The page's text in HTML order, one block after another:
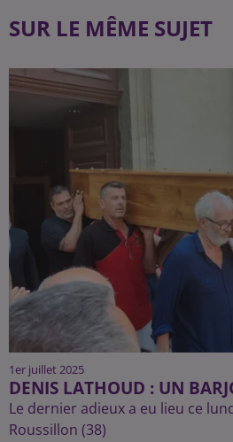
SUR LE MÊME SUJET
1er juillet 2025
DENIS LATHOUD : UN
Le dernier adieux a eu lieu ce
Roussillon (38)